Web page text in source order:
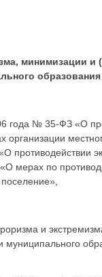
минимизации
года № 35-ФЗ «О
по
и